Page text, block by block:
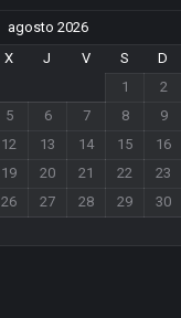
agosto 2026
X J V S
D
1
2
5 6 7 8
9
12 13 14 15
16
19 20 21 22
23
26 27 28 29
30